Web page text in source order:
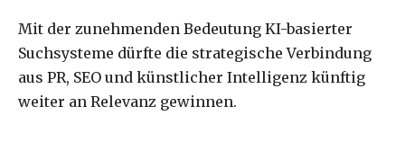
Mit der zunehmenden Bedeutung KI-basierter
Suchsysteme dürfte die strategische Verbindung
aus PR, SEO und künstlicher Intelligenz künftig
weiter an Relevanz gewinnen.